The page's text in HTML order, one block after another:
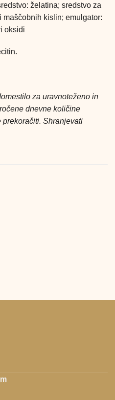
želatina; sredstvo za
kislin; emulgator:
oksidi
za uravnoteženo in
dnevne količine
prekoračiti. Shranjevati